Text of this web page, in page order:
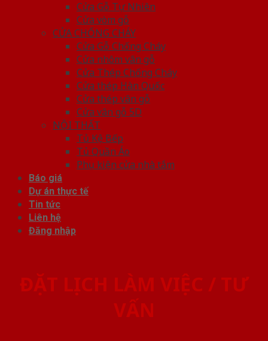
Cửa Gỗ Tự Nhiên
Cửa vòm gỗ
CỬA CHỐNG CHÁY
Cửa Gỗ Chống Cháy
Cửa nhôm vân gỗ
Cửa Thép Chống Cháy
Cửa thép Hàn Quốc
Cửa thép vân gỗ
Cửa vân gỗ 5D
NỘI THẤT
Tủ Kệ Bếp
Tủ Quần Áo
Phụ kiện cửa nhà tắm
Báo giá
Dự án thực tế
Tin tức
Liên hệ
Đăng nhập
ĐẶT LỊCH LÀM VIỆC / TƯ
VẤN